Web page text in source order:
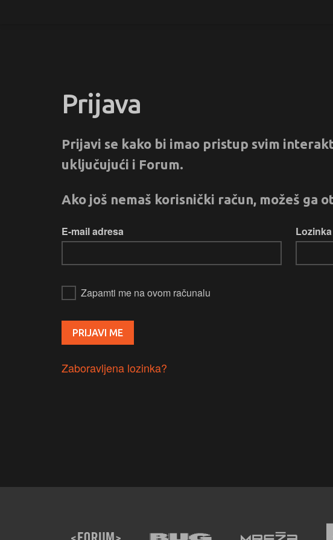
Prijava
Prijavi se kako bi imao pristup svim
uključujući i Forum.
Ako još nemaš korisnički račun, možeš ga
E-mail adresa Lozinka
Zapamti me na ovom računalu
Zaboravljena lozinka?